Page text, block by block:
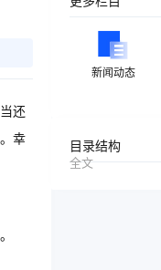
还
幸
新闻动态
目录结构
全文